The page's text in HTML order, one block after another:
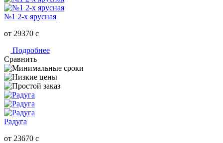
№1 2-х ярусная
от 29370 c
Подробнее
Сравнить
Радуга
от 23670 c